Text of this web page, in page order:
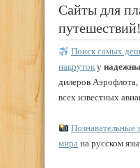
Сайты для
путешествий!
Поиск самых
накруток у
дилеров
всех известных
Познавательные
мира на русском